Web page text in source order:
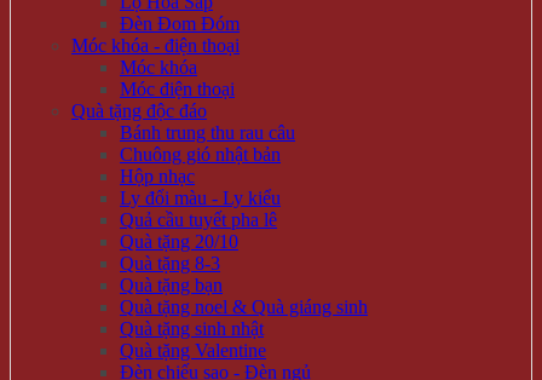
Đèn Đom Đóm
Móc khóa - điện thoại
Móc khóa
Móc điện thoại
Quà tặng độc đáo
Bánh trung thu rau câu
Chuông gió nhật bản
Hộp nhạc
Ly đổi màu - Ly kiểu
Quả cầu tuyết pha lê
Quà tặng 20/10
Quà tặng 8-3
Quà tặng bạn
Quà tặng noel & Quà giáng sinh
Quà tặng sinh nhật
Quà tặng Valentine
Đèn chiếu sao - Đèn ngủ